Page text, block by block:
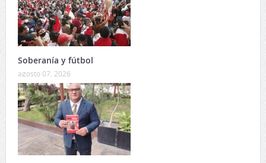
Soberanía y fútbol
agosto 07, 2026